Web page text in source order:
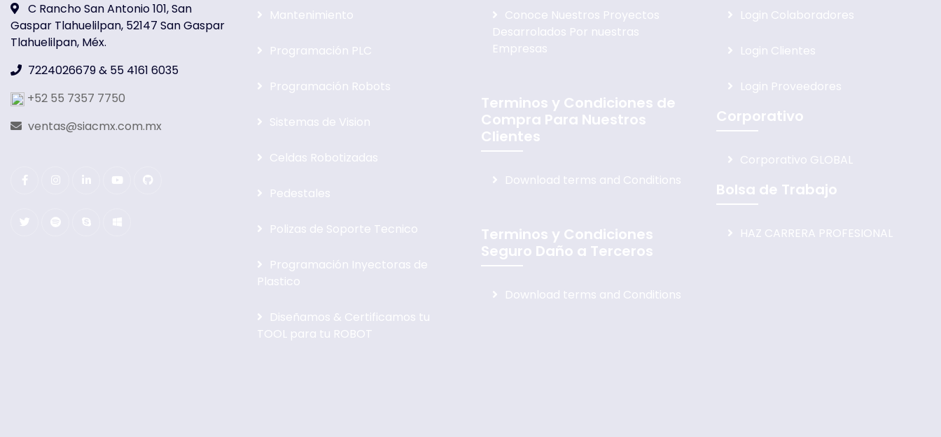
C Rancho San Antonio 101, San
Gaspar Tlahuelilpan, 52147 San Gaspar
Tlahuelilpan, Méx.
7224026679 & 55 4161 6035
+52 55 7357 7750
ventas@siacmx.com.mx
Mantenimiento
Programación PLC
Programación Robots
Sistemas de Vision
Celdas Robotizadas
Pedestales
Polizas de Soporte Tecnico
Programación Inyectoras de
Plastico
Diseñamos & Certificamos tu
TOOL para tu ROBOT
Conoce Nuestros Proyectos
Desarrolados Por nuestras
Empresas
Terminos y Condiciones de
Compra Para Nuestros
Clientes
Download terms and Conditions
Terminos y Condiciones
Seguro Daño a Terceros
Download terms and Conditions
Login Colaboradores
Login Clientes
Login Proveedores
Corporativo
Corporativo GLOBAL
Bolsa de Trabajo
HAZ CARRERA PROFESIONAL